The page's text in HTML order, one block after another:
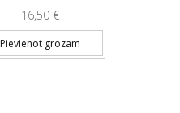
16,50 €
Pievienot grozam